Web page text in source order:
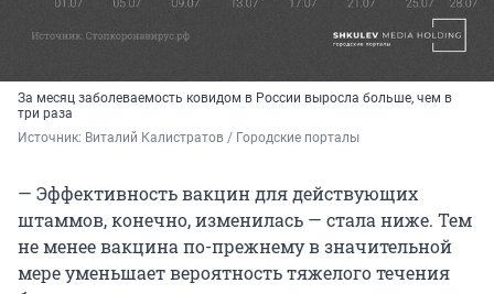
За месяц заболеваемость ковидом в России выросла больше, чем в
три раза
Источник: Виталий Калистратов / Городские порталы
— Эффективность вакцин для действующих
штаммов, конечно, изменилась — стала ниже. Тем
не менее вакцина по-прежнему в значительной
мере уменьшает вероятность тяжелого течения